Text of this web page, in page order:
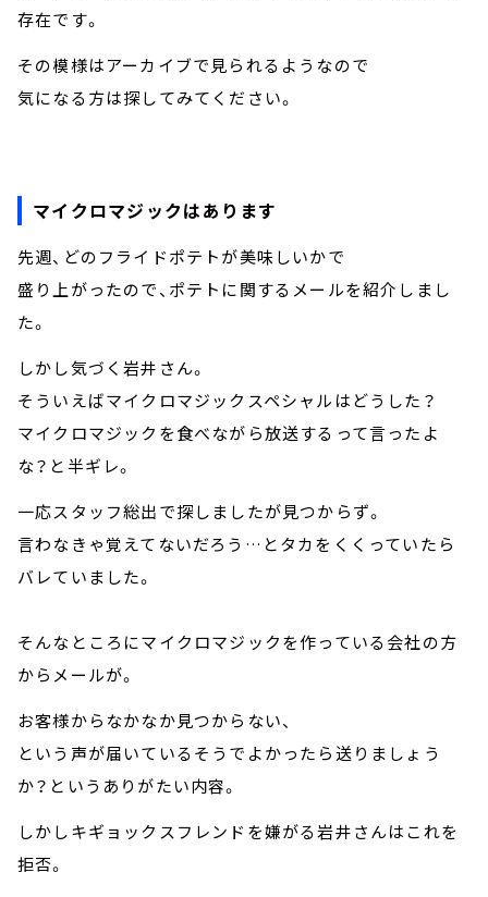
存在です。
その模様はアーカイブで見られるようなので
気になる方は探してみてください。
マイクロマジックはあります
先週、どのフライドポテトが美味しいかで
盛り上がったので、ポテトに関するメールを紹介しまし
た。
しかし気づく岩井さん。
そういえばマイクロマジックスペシャルはどうした？
マイクロマジックを食べながら放送するって言ったよ
な？と半ギレ。
一応スタッフ総出で探しましたが見つからず。
言わなきゃ覚えてないだろう…とタカをくくっていたら
バレていました。
そんなところにマイクロマジックを作っている会社の方
からメールが。
お客様からなかなか見つからない、
という声が届いているそうでよかったら送りましょう
か？というありがたい内容。
しかしキギョックスフレンドを嫌がる岩井さんはこれを
拒否。